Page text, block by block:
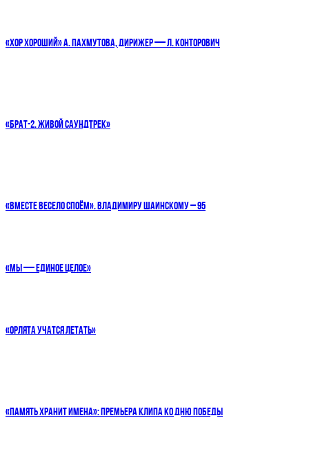
«ХОР ХОРОШИЙ» А. ПАХМУТОВА, ДИРИЖЕР — Л. КОНТОРОВИЧ
«БРАТ-2. ЖИВОЙ САУНДТРЕК»
«ВМЕСТЕ ВЕСЕЛО СПОЁМ». ВЛАДИМИРУ ШАИНСКОМУ – 95
«МЫ — ЕДИНОЕ ЦЕЛОЕ»
«ОРЛЯТА УЧАТСЯ ЛЕТАТЬ»
«ПАМЯТЬ ХРАНИТ ИМЕНА»: ПРЕМЬЕРА КЛИПА КО ДНЮ ПОБЕДЫ